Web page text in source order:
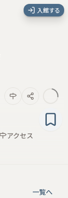
入館する
アクセス
一覧へ